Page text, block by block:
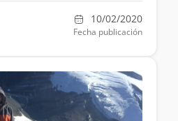
10/02/2020
Fecha publicación